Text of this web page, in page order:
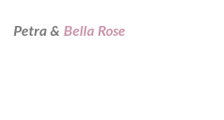
Petra & Bella Rose